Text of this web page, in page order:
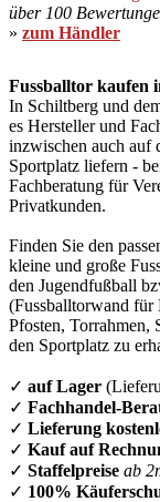
über 100
» zum Händler
Fussballtor kaufen
In Schiltberg und
es Hersteller und
inzwischen auch auf
Sportplatz liefern -
Fachberatung für
Privatkunden.
Finden Sie den
kleine und große
den Jugendfußball
(Fussballtorwand für
Pfosten, Torrahmen,
den Sportplatz zu
✓ auf Lager
✓ Fachhandel-
✓ Lieferung
✓ Kauf auf
✓ Staffelpreise ab
✓ 100%